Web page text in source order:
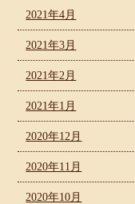
2021年4月
2021年3月
2021年2月
2021年1月
2020年12月
2020年11月
2020年10月